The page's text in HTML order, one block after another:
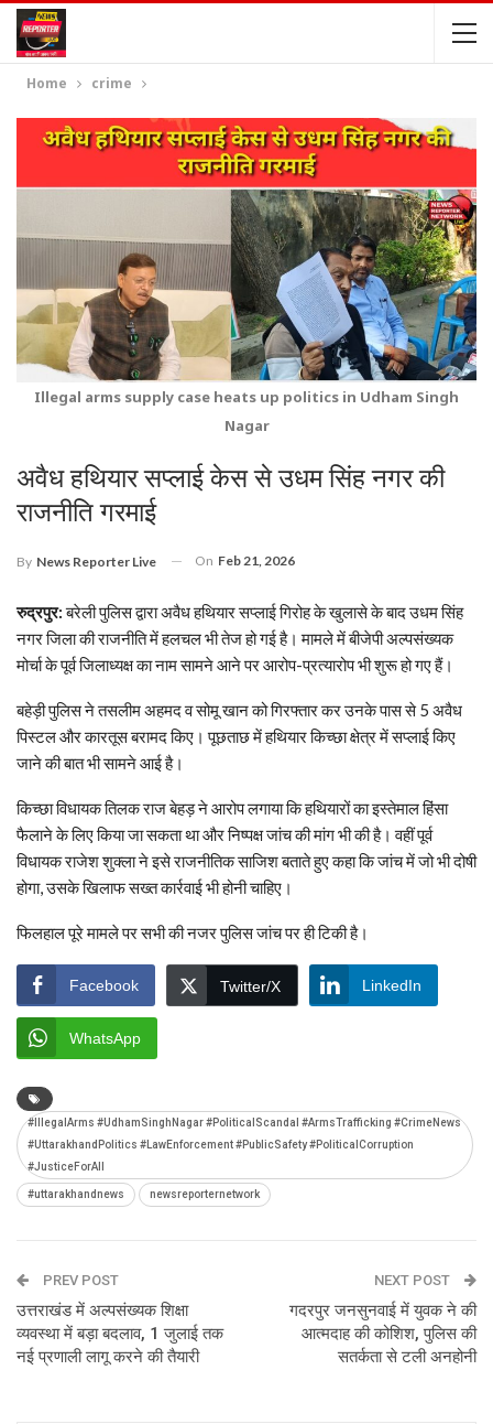
Home crime
Illegal arms supply case heats up politics in Udham Singh
Nagar
अवैध हथियार सप्लाई केस से उधम सिंह नगर की
राजनीति गरमाई
By News Reporter Live On Feb 21, 2026
रुद्रपुर:बरेली पुलिस द्वारा अवैध हथियार सप्लाई गिरोह के खुलासे के बाद उधम सिंह
नगर जिला की राजनीति में हलचल भी तेज हो गई है। मामले में बीजेपी अल्पसंख्यक
मोर्चा के पूर्व जिलाध्यक्ष का नाम सामने आने पर आरोप-प्रत्यारोप भी शुरू हो गए हैं।
बहेड़ी पुलिस ने तसलीम अहमद व सोमू खान को गिरफ्तार कर उनके पास से 5 अवैध
पिस्टल और कारतूस बरामद किए। पूछताछ में हथियार किच्छा क्षेत्र में सप्लाई किए
जाने की बात भी सामने आई है।
किच्छा विधायक तिलक राज बेहड़ ने आरोप लगाया कि हथियारों का इस्तेमाल हिंसा
फैलाने के लिए किया जा सकता था और निष्पक्ष जांच की मांग भी की है। वहीं पूर्व
विधायक राजेश शुक्ला ने इसे राजनीतिक साजिश बताते हुए कहा कि जांच में जो भी दोषी
होगा, उसके खिलाफ सख्त कार्रवाई भी होनी चाहिए।
फिलहाल पूरे मामले पर सभी की नजर पुलिस जांच पर ही टिकी है।
Facebook Twitter/X LinkedIn
WhatsApp
#IllegalArms #UdhamSinghNagar #PoliticalScandal #ArmsTrafficking #CrimeNews
#UttarakhandPolitics #LawEnforcement #PublicSafety #PoliticalCorruption
#JusticeForAll
#uttarakhandnews newsreporternetwork
PREV POST
उत्तराखंड में अल्पसंख्यक शिक्षा
व्यवस्था में बड़ा बदलाव, 1 जुलाई तक
नई प्रणाली लागू करने की तैयारी
NEXT POST
गदरपुर जनसुनवाई में युवक ने की
आत्मदाह की कोशिश, पुलिस की
सतर्कता से टली अनहोनी